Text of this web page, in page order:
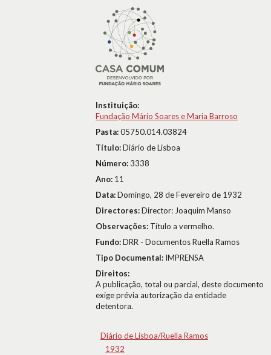
Instituição:
Fundação Mário Soares e Maria Barroso
Pasta:05750.014.03824
Título:Diário de Lisboa
Número:3338
Ano: 11
Data:Domingo, 28 de Fevereiro de 1932
Directores:Director: Joaquim Manso
Observações: Título a vermelho.
Fundo:DRR - Documentos Ruella Ramos
Tipo Documental: IMPRENSA
Direitos:
A publicação, total ou parcial, deste documento
exige prévia autorização da entidade
detentora.
Diário de Lisboa/Ruella Ramos
1932